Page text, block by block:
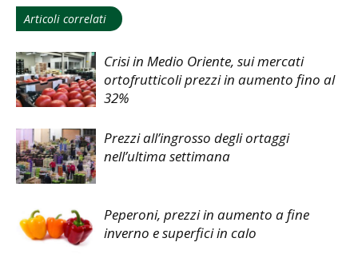
Articoli correlati
Crisi in Medio Oriente, sui mercati
ortofrutticoli prezzi in aumento fino al
32%
Prezzi all’ingrosso degli ortaggi
nell’ultima settimana
Peperoni, prezzi in aumento a fine
inverno e superfici in calo